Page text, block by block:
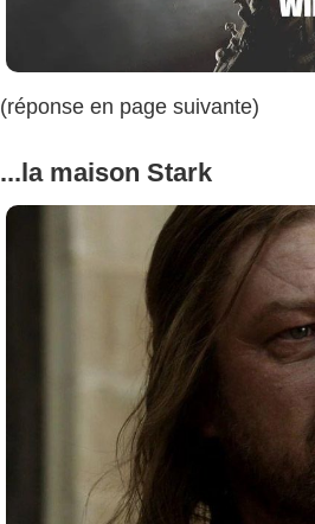
(réponse en page suivante)
...la maison Stark